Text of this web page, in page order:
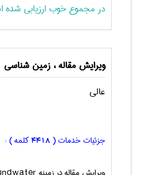
در مجموع خوب ارزیابی
ویرایش مقاله ، زمين شناسی
عالی
جزئیات خدمات ( 4418کلمه ) :